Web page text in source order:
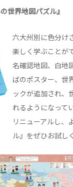
世界地図パズル』
六大州別に色分け
楽しく学ぶことが
名確認地図、白地
ばのポスター、世
ックが追加され、
れるようになって
リニューアルし、
ル』をぜひお試し